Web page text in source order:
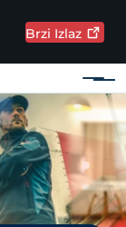
Brzi Izlaz
Meni